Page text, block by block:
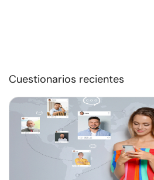
Cuestionarios recientes